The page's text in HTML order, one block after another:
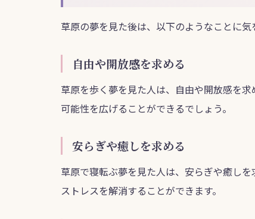
草原の夢を見た後は、以下のようなことに気
自由や開放感を求める
草原を歩く夢を見た人は、自由や開放感を
可能性を広げることができるでしょう。
安らぎや癒しを求める
草原で寝転ぶ夢を見た人は、安らぎや癒し
ストレスを解消することができます。